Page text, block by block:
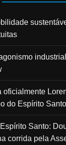
oficialmente
do Espírito Santo
Santo:
corrida pela